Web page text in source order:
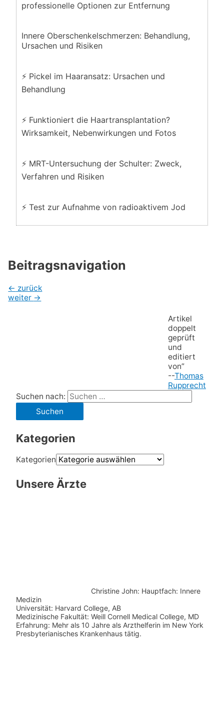
professionelle Optionen zur Entfernung
Innere Oberschenkelschmerzen: Behandlung,
Ursachen und Risiken
⚡ Pickel im Haaransatz: Ursachen und
Behandlung
⚡ Funktioniert die Haartransplantation?
Wirksamkeit, Nebenwirkungen und Fotos
⚡ MRT-Untersuchung der Schulter: Zweck,
Verfahren und Risiken
⚡ Test zur Aufnahme von radioaktivem Jod
Beitragsnavigation
← zurück
weiter →
Artikel
doppelt
geprüft
und
editiert
von”
--Thomas
Rupprecht
Suchen nach:
Kategorien
Kategorien
Unsere Ärzte
Christine John: Hauptfach: Innere
Medizin
Universität: Harvard College, AB
Medizinische Fakultät: Weill Cornell Medical College, MD
Erfahrung: Mehr als 10 Jahre als Arzthelferin im New York
Presbyterianisches Krankenhaus tätig.